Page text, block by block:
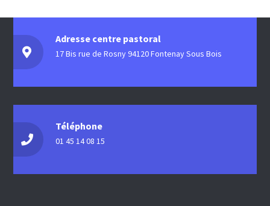
Adresse centre pastoral
17 Bis rue de Rosny 94120 Fontenay Sous Bois
Téléphone
01 45 14 08 15